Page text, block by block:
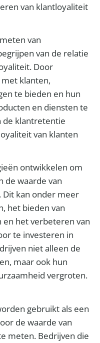
van klantloyaliteit
van
van de relatie
Door
klanten,
te bieden en hun
en diensten te
de klantretentie
van klanten
ontwikkelen om
de waarde van
kan onder meer
het bieden van
het verbeteren van
te investeren in
niet alleen de
maar ook hun
vergroten.
gebruikt als een
de waarde van
meten. Bedrijven die